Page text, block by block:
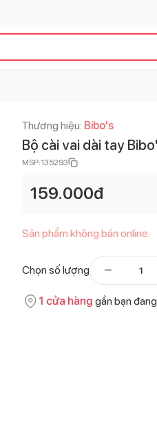
Thương hiệu: Bibo's
Bộ cài vai dài tay
MSP:135293
159.000đ
Sản phẩm không bán online.
Chọn số lượng
1 cửa hàng gần bạn